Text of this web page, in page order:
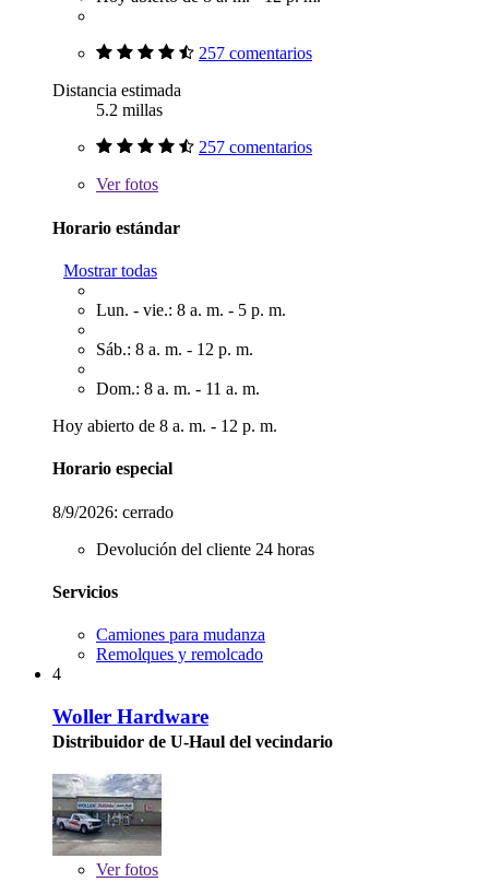
257 comentarios
Distancia estimada
5.2 millas
257 comentarios
Verfotos
Horario estándar
Mostrar todas
Lun. - vie.: 8 a. m. - 5 p. m.
Sáb.: 8 a. m. - 12 p. m.
Dom.: 8 a. m. - 11 a. m.
Hoy abierto de 8 a. m. - 12 p. m.
Horario especial
8/9/2026: cerrado
Devolución del cliente 24 horas
Servicios
Camiones para mudanza
Remolques y remolcado
4
Woller Hardware
Distribuidor de U-Haul del vecindario
Verfotos